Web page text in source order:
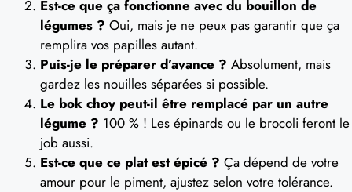
Est-ce que ça fonctionne avec du bouillon de
légumes ? Oui, mais je ne peux pas garantir que ça
remplira vos papilles autant.
Puis-je le préparer d’avance ? Absolument, mais
gardez les nouilles séparées si possible.
Le bok choy peut-il être remplacé par un autre
légume ? 100 % ! Les épinards ou le brocoli feront le
job aussi.
Est-ce que ce plat est épicé ? Ça dépend de votre
amour pour le piment, ajustez selon votre tolérance.